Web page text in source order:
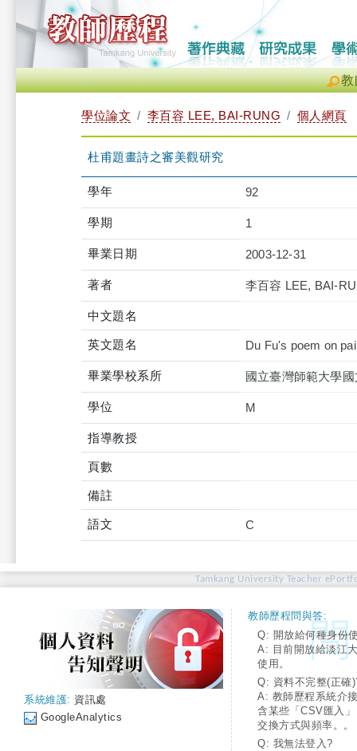
教
學位論文 李百容 LEE, BAI-RUNG 個人網頁
杜甫題畫詩之審美觀研究
學年 92
學期 1
畢業日期 2003-12-31
著者 李百容 LEE, BAI-
中文題名
英文題名 Du Fu's poem on
畢業學校系所 國立臺灣師範大學
學位 M
指導教授
頁數
備註
語文 C
Tamkang University Teacher
系統維護: 資訊處
GoogleAnalytics
教師歷程問與答:
Q: 開放給何種身份
A: 目前開放給淡江
使用。
Q: 資料不完整(正確
A: 教師歷程系統介
含某些「CSV匯入
交換方式與頻率。。
Q: 我無法登入?